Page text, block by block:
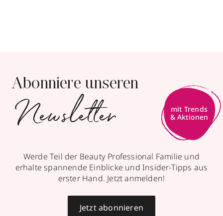
Abonniere unseren
Newsletter
mit Trends
& Aktionen
Werde Teil der Beauty Professional Familie und
erhalte spannende Einblicke und Insider-Tipps aus
erster Hand. Jetzt anmelden!
Jetzt abonnieren